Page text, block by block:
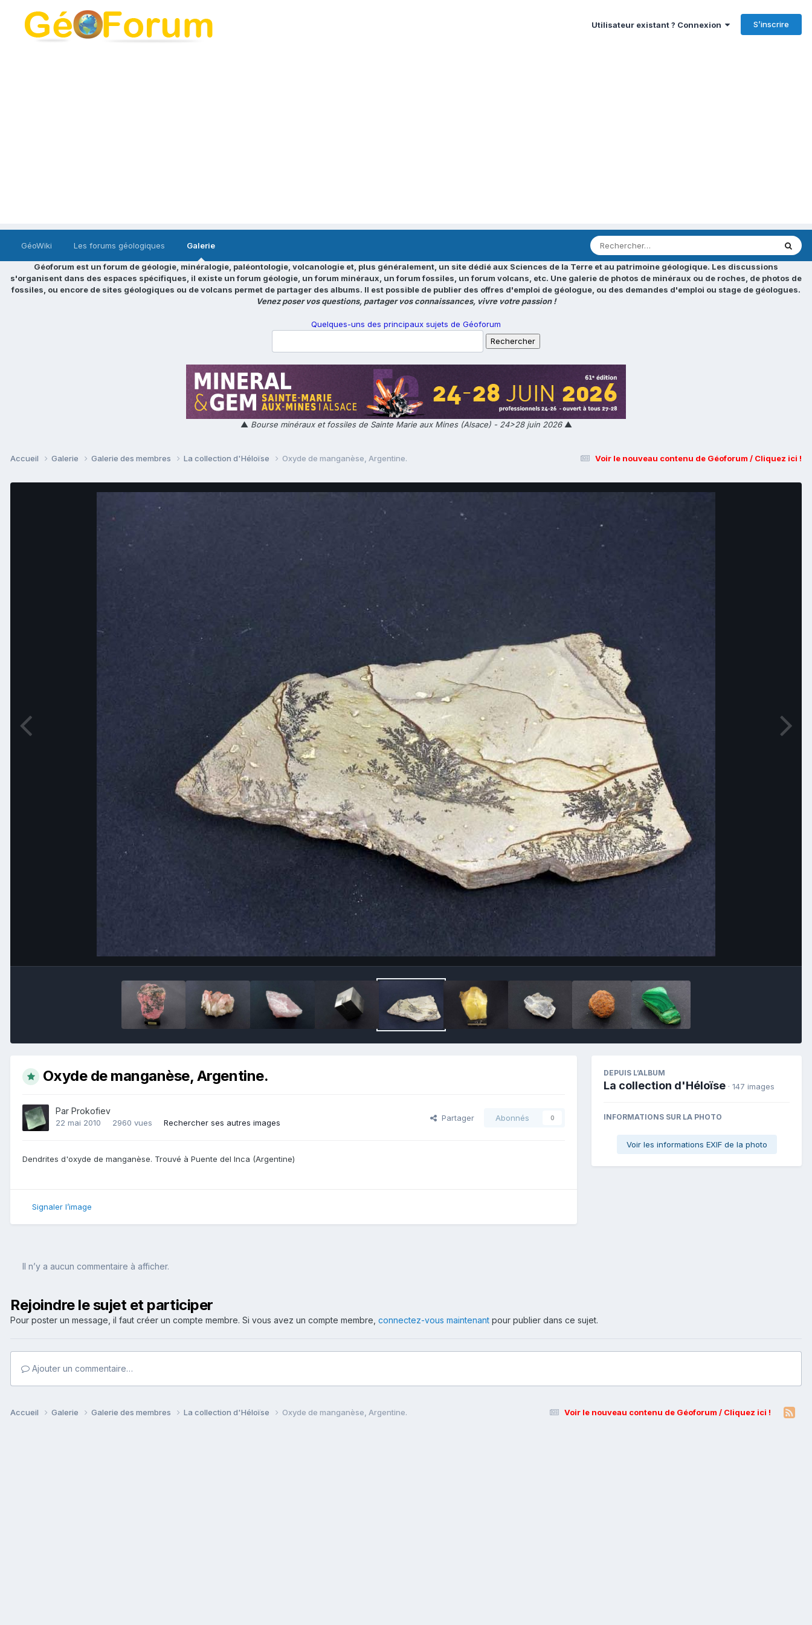
Utilisateur existant ? Connexion S’inscrire
GéoWiki Les forums géologiques Galerie
Géoforum est un forum de géologie, minéralogie, paléontologie, volcanologie et, plus généralement, un site dédié aux Sciences de la Terre et au patrimoine géologique. Les discussions
s'organisent dans des espaces spécifiques, il existe un forum géologie, un forum minéraux, un forum fossiles, un forum volcans, etc. Une galerie de photos de minéraux ou de roches, de photos de
fossiles, ou encore de sites géologiques ou de volcans permet de partager des albums. Il est possible de publier des offres d'emploi de géologue, ou des demandes d'emploi ou stage de géologues.
Venez poser vos questions, partager vos connaissances, vivre votre passion !
Quelques-uns des principaux sujets de Géoforum
▲ Bourse minéraux et fossiles de Sainte Marie aux Mines (Alsace) - 24>28 juin 2026▲
Voir le nouveau contenu de Géoforum / Cliquez ici !
Accueil Galerie Galerie des membres La collection d'Héloïse Oxyde de manganèse, Argentine.
Oxyde de manganèse, Argentine.
Par Prokofiev
22 mai 2010 2960 vues Rechercher ses autres images
Partager Abonnés 0
Dendrites d'oxyde de manganèse. Trouvé à Puente del Inca (Argentine)
Signaler l’image
DEPUIS L’ALBUM
La collection d'Héloïse · 147 images
INFORMATIONS SUR LA PHOTO
Voir les informations EXIF de la photo
Il n’y a aucun commentaire à afficher.
Rejoindre le sujet et participer
Pour poster un message, il faut créer un compte membre. Si vous avez un compte membre, connectez-vous maintenant pour publier dans ce sujet.
Ajouter un commentaire…
Voir le nouveau contenu de Géoforum / Cliquez ici !
Accueil Galerie Galerie des membres La collection d'Héloïse Oxyde de manganèse, Argentine.